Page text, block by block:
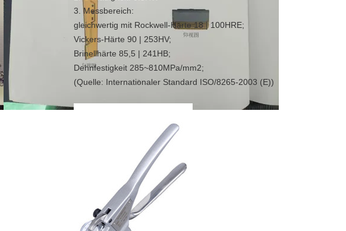
3. Messbereich:
gleichwertig mit Rockwell-Härte 18 | 100HRE;
Vickers-Härte 90 | 253HV;
Brinellhärte 85,5 | 241HB;
Dehnfestigkeit 285~810MPa/mm2;
(Quelle: Internationaler Standard ISO/8265-2003 (E))